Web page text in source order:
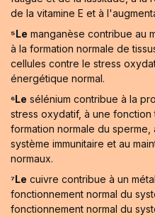
de la vitamine E et à
⁵Le manganèse contribue au
à la formation normale de
cellules contre le stress
énergétique normal.
⁶Le sélénium contribue à la
stress oxydatif, à une
formation normale du
système immunitaire et au
normaux.
⁷Le cuivre contribue à un
fonctionnement normal du
fonctionnement normal du